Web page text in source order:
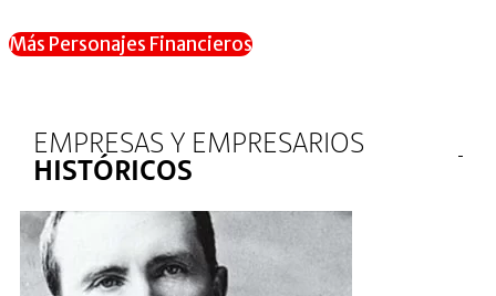
Más Personajes Financieros
EMPRESAS Y EMPRESARIOS
HISTÓRICOS